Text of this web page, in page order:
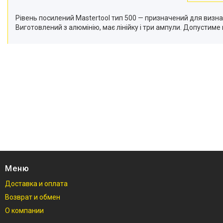
Рівень посилений Mastertool тип 500 — призначений для
Виготовлений з алюмінію, має лінійку і три ампули.
Меню
Доставка и оплата
Возврат и обмен
О компании